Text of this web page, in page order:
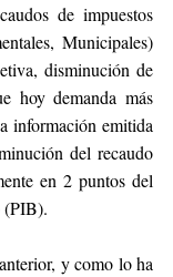
de impuestos
Municipales)
disminución de
hoy demanda más
información emitida
del recaudo
en 2 puntos del
(PIB).
y como lo ha